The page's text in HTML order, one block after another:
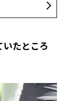
たところ